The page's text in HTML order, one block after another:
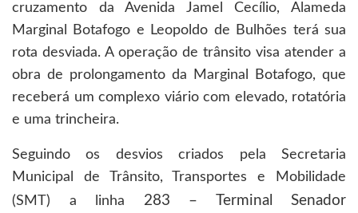
cruzamento da Avenida Jamel Cecílio, Alameda
Marginal Botafogo e Leopoldo de Bulhões terá sua
rota desviada. A operação de trânsito visa atender a
obra de prolongamento da Marginal Botafogo, que
receberá um complexo viário com elevado, rotatória
e uma trincheira.
Seguindo os desvios criados pela Secretaria
Municipal de Trânsito, Transportes e Mobilidade
(SMT) a linha
283 – Terminal Senador